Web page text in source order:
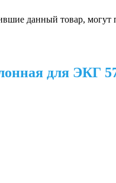
данный товар, могут
для ЭКГ